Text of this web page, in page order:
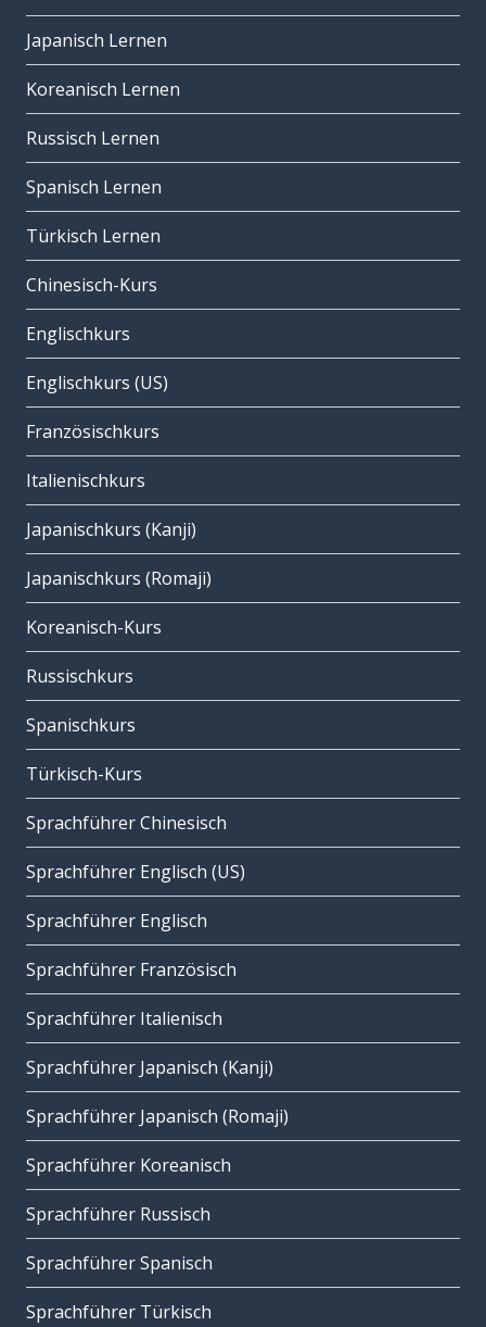
Japanisch Lernen
Koreanisch Lernen
Russisch Lernen
Spanisch Lernen
Türkisch Lernen
Chinesisch-Kurs
Englischkurs
Englischkurs (US)
Französischkurs
Italienischkurs
Japanischkurs (Kanji)
Japanischkurs (Romaji)
Koreanisch-Kurs
Russischkurs
Spanischkurs
Türkisch-Kurs
Sprachführer Chinesisch
Sprachführer Englisch (US)
Sprachführer Englisch
Sprachführer Französisch
Sprachführer Italienisch
Sprachführer Japanisch (Kanji)
Sprachführer Japanisch (Romaji)
Sprachführer Koreanisch
Sprachführer Russisch
Sprachführer Spanisch
Sprachführer Türkisch